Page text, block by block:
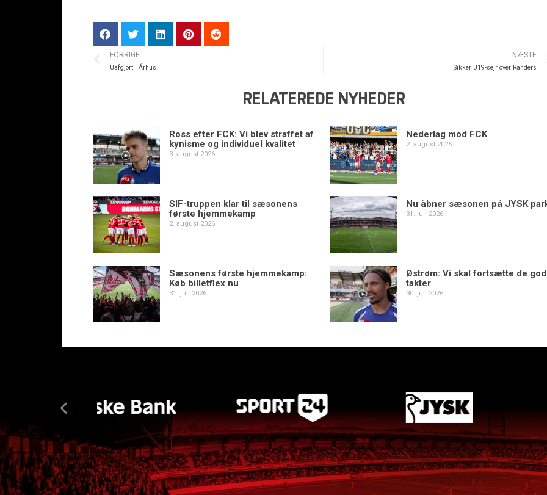
FORRIGE
Uafgjort i Århus
NÆSTE
Sikker U19-sejr over Randers
RELATEREDE NYHEDER
Ross efter FCK: Vi blev straffet af
kynisme og individuel kvalitet
3. august 2026
Nederlag mod FCK
2. august 2026
SIF-truppen klar til sæsonens
første hjemmekamp
2. august 2026
Nu åbner sæsonen på JYSK
31. juli 2026
Sæsonens første hjemmekamp:
Køb billetflex nu
31. juli 2026
Østrøm: Vi skal fortsætte de
takter
30. juli 2026